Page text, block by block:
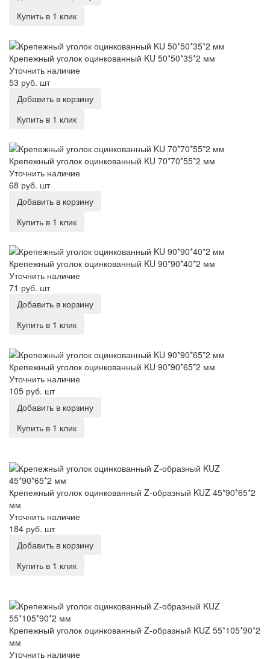
Купить в 1 клик
Крепежный уголок оцинкованный KU 50*50*35*2 мм
Уточнить наличие
53 руб. шт
Добавить в корзину
Купить в 1 клик
Крепежный уголок оцинкованный KU 70*70*55*2 мм
Уточнить наличие
68 руб. шт
Добавить в корзину
Купить в 1 клик
Крепежный уголок оцинкованный KU 90*90*40*2 мм
Уточнить наличие
71 руб. шт
Добавить в корзину
Купить в 1 клик
Крепежный уголок оцинкованный KU 90*90*65*2 мм
Уточнить наличие
105 руб. шт
Добавить в корзину
Купить в 1 клик
Крепежный уголок оцинкованный Z-образный KUZ 45*90*65*2
мм
Уточнить наличие
184 руб. шт
Добавить в корзину
Купить в 1 клик
Крепежный уголок оцинкованный Z-образный KUZ 55*105*90*2
мм
Уточнить наличие